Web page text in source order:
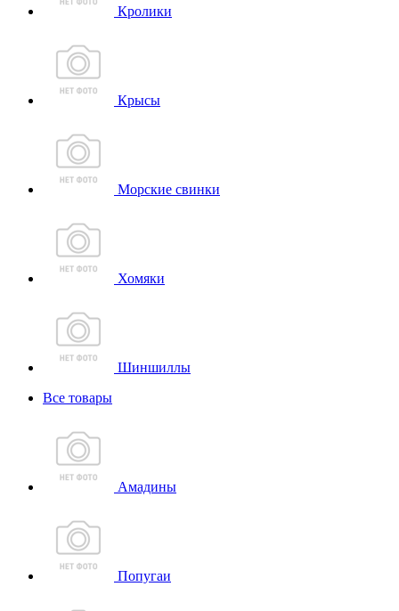
Кролики
Крысы
Морские свинки
Хомяки
Шиншиллы
Все товары
Амадины
Попугаи